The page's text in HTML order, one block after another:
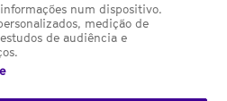
S.L.U. Paseo de la Castellana,
28046 Madrid B-82227893
jurisdiction and regulated
num dispositivo.
medição de
de audiência e